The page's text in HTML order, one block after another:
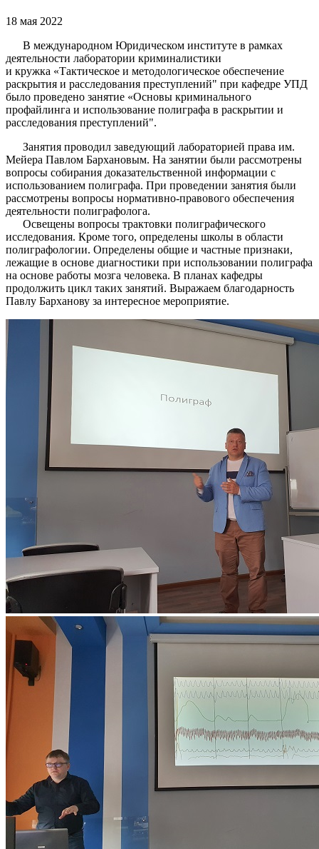
18 мая 2022
В международном Юридическом институте в рамках
деятельности лаборатории криминалистики
и кружка «Тактическое и методологическое обеспечение
раскрытия и расследования преступлений" при кафедре УПД
было проведено занятие «Основы криминального
профайлинга и использование полиграфа в раскрытии и
расследования преступлений".
Занятия проводил заведующий лабораторией права им.
Мейера Павлом Бархановым. На занятии были рассмотрены
вопросы собирания доказательственной информации с
использованием полиграфа. При проведении занятия были
рассмотрены вопросы нормативно-правового обеспечения
деятельности полиграфолога.
Освещены вопросы трактовки полиграфического
исследования. Кроме того, определены школы в области
полиграфологии. Определены общие и частные признаки,
лежащие в основе диагностики при использовании полиграфа
на основе работы мозга человека. В планах кафедры
продолжить цикл таких занятий. Выражаем благодарность
Павлу Барханову за интересное мероприятие.